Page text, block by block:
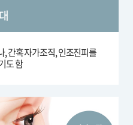
,간혹 자가조직, 인조진피를
도 함